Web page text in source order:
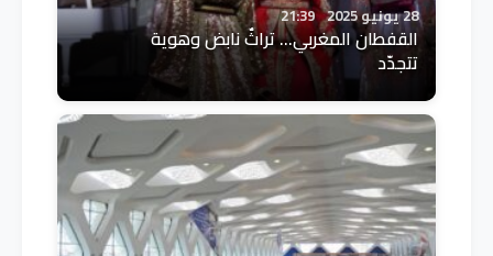
28 يونيو 2025 21:39
القفطان المغربي… تراثٌ نابض وهوية
تتجدّد